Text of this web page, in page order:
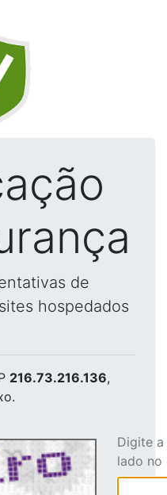
de
hospedados
216.73.216.136,
Digite
lado no